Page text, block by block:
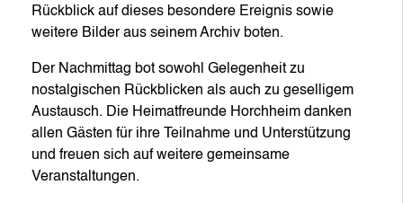
Rückblick auf dieses besondere Ereignis sowie
weitere Bilder aus seinem Archiv boten.
Der Nachmittag bot sowohl Gelegenheit zu
nostalgischen Rückblicken als auch zu geselligem
Austausch. Die Heimatfreunde Horchheim danken
allen Gästen für ihre Teilnahme und Unterstützung
und freuen sich auf weitere gemeinsame
Veranstaltungen.